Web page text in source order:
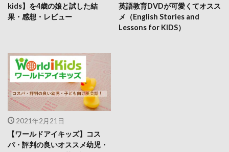
kids】を4歳の娘と試した結
果・感想・レビュー
英語教育DVDが可愛くてオスス
メ（English Stories and
Lessons for KIDS）
2021年2月21日
【ワールドアイキッズ】コス
パ・評判の良いオススメ幼児・